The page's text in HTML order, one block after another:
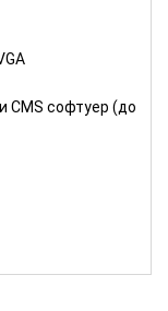
CMS софтуер (до